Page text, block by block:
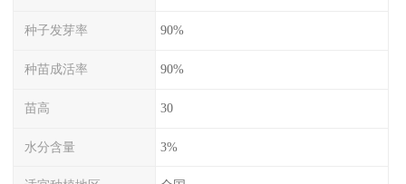
种子发芽率 90%
种苗成活率 90%
苗高 30
水分含量 3%